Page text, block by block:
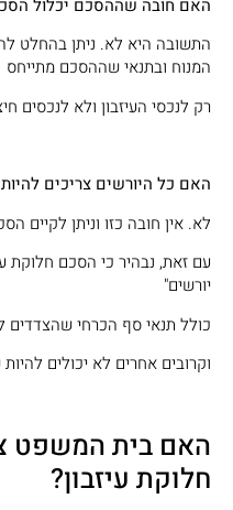
האם חובה שההסכם יכלול
התשובה היא לא. ניתן בהחלט
המנוח ובתנאי שההסכם מתייחס
רק לנכסי העיזבון ולא לנכסים
האם כל היורשים צריכים
לא. אין חובה כזו וניתן לקיים
עם זאת, נבהיר כי הסכם חלוקת
יורשים"
כולל תנאי סף הכרחי שהצדדים
וקרובים אחרים לא יכולים
האם בית המשפט
חלוקת עיזבון?